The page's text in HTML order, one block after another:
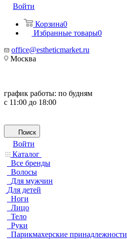
Войти
Корзина0
Избранные товары0
office@estheticmarket.ru
Москва
график работы: по будням
с 11:00 до 18:00
Поиск
Войти
Каталог
Все бренды
Волосы
Для мужчин
Для детей
Ноги
Лицо
Тело
Руки
Парикмахерские принадлежности